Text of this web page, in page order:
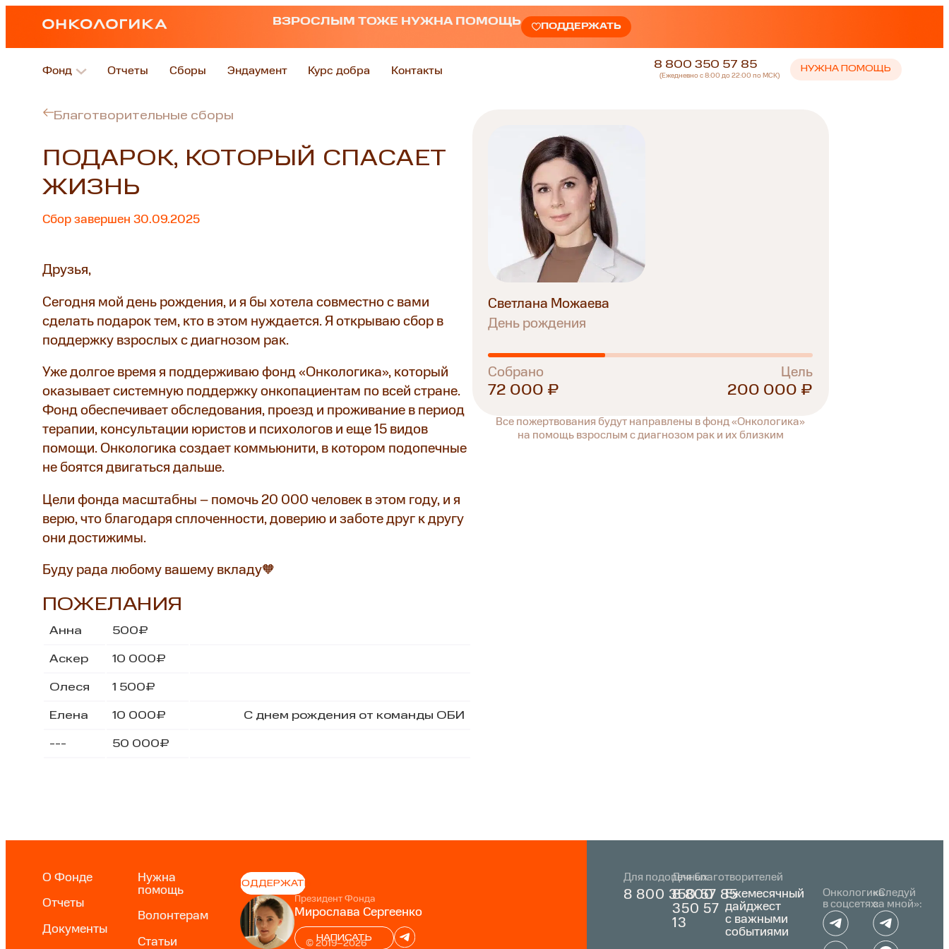
ВЗРОСЛЫМ ТОЖЕ НУЖНА ПОМОЩЬ ПОДДЕРЖАТЬ
Фонд Отчеты Сборы Эндаумент Курс добра Контакты
8 800 350 57 85
(Ежедневно с 8:00 до 22:00 по МСК)
НУЖНА ПОМОЩЬ
Благотворительные сборы
ПОДАРОК, КОТОРЫЙ СПАСАЕТ
ЖИЗНЬ
Сбор завершен 30.09.2025
Друзья,
Сегодня мой день рождения, и я бы хотела совместно с вами
сделать подарок тем, кто в этом нуждается. Я открываю сбор в
поддержку взрослых с диагнозом рак.
Уже долгое время я поддерживаю фонд «Онкологика», который
оказывает системную поддержку онкопациентам по всей стране.
Фонд обеспечивает обследования, проезд и проживание в период
терапии, консультации юристов и психологов и еще 15 видов
помощи. Онкологика создает коммьюнити, в котором подопечные
не боятся двигаться дальше.
Цели фонда масштабны – помочь 20 000 человек в этом году, и я
верю, что благодаря сплоченности, доверию и заботе друг к другу
они достижимы.
Буду рада любому вашему вкладу🧡
ПОЖЕЛАНИЯ
Анна 500₽
Аскер 10 000₽
Олеся 1 500₽
Елена 10 000₽ С днем рождения от команды ОБИ
--- 50 000₽
Светлана Можаева
День рождения
Собрано
72 000 ₽
Цель
200 000 ₽
Все пожертвования будут направлены в фонд «Онкологика»
на помощь взрослым с диагнозом рак и их близким
О Фонде
Отчеты
Документы
Нужна
помощь
Волонтерам
Статьи
ПОДДЕРЖАТЬ
Президент Фонда
Мирослава Сергеенко
НАПИСАТЬ
© 2019–2026
Для подопечных
8 800 350 57 85
Для благотворителей
8 800
350 57
13
Ежемесячный
дайджест
с важными
событиями
Онкологика
в соцсетях:
«Следуй
за мной»: